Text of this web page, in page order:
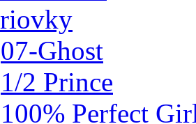
07-Ghost
1/2 Prince
100% Perfect